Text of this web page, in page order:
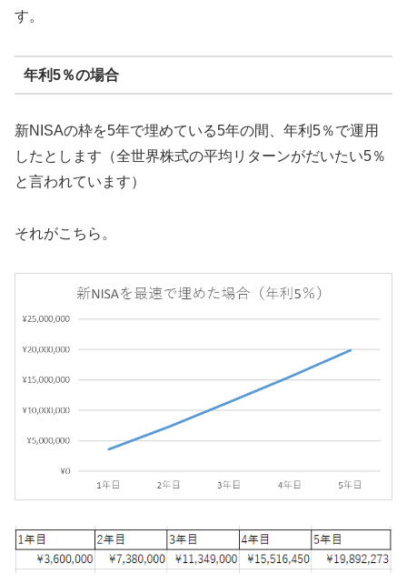
す。
年利5％の場合
新NISAの枠を5年で埋めている5年の間、年利5％で運用
したとします（全世界株式の平均リターンがだいたい5％
と言われています）
それがこちら。